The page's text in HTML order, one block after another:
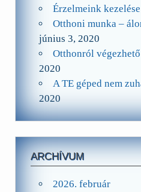
Érzelmeink kezelése
Otthoni munka –
június 3, 2020
Otthonról
2020
A TE géped nem
2020
ARCHÍVUM
2026. február